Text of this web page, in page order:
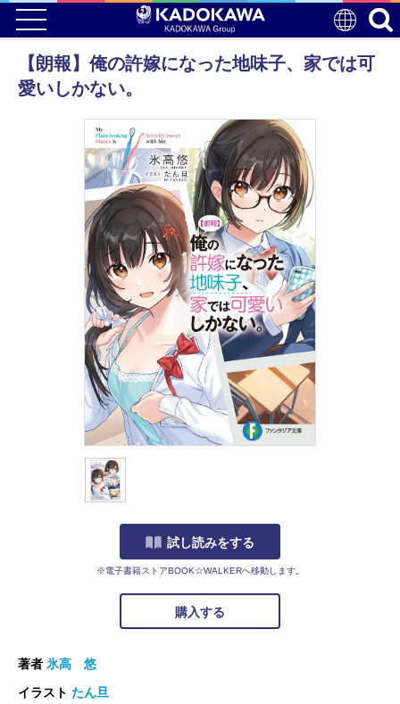
【朗報】俺の許嫁になった地味子、家では可
愛いしかない。
試し読みをする
※電子書籍ストアBOOK☆WALKERへ移動します。
購入する
著者 氷高 悠
イラスト たん旦